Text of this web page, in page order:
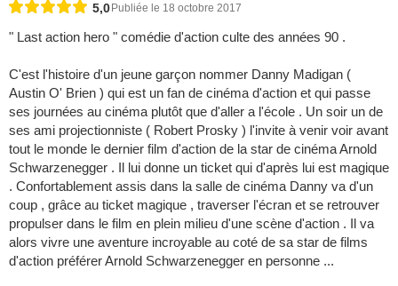
5,0 Publiée le 18 octobre 2017
" Last action hero " comédie d'action culte des années 90 .
C'est l'histoire d'un jeune garçon nommer Danny Madigan (
Austin O' Brien ) qui est un fan de cinéma d'action et qui passe
ses journées au cinéma plutôt que d'aller a l'école . Un soir un de
ses ami projectionniste ( Robert Prosky ) l'invite à venir voir avant
tout le monde le dernier film d'action de la star de cinéma Arnold
Schwarzenegger . Il lui donne un ticket qui d'après lui est magique
. Confortablement assis dans la salle de cinéma Danny va d'un
coup , grâce au ticket magique , traverser l'écran et se retrouver
propulser dans le film en plein milieu d'une scène d'action . Il va
alors vivre une aventure incroyable au coté de sa star de films
d'action préférer Arnold Schwarzenegger en personne ...